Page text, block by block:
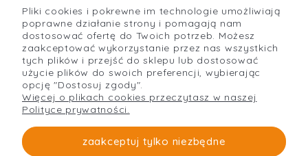
POMOC
O NAS
PŁATNOŚCI I DOSTAWA
Pliki cookies i pokrewne im technologie umożliwiają
poprawne działanie strony i pomagają nam
dostosować ofertę do Twoich potrzeb. Możesz
zaakceptować wykorzystanie przez nas wszystkich
tych plików i przejść do sklepu lub dostosować
użycie plików do swoich preferencji, wybierając
opcję "Dostosuj zgody".
Więcej o plikach cookies przeczytasz w naszej
Polityce prywatności.
zaakceptuj tylko niezbędne